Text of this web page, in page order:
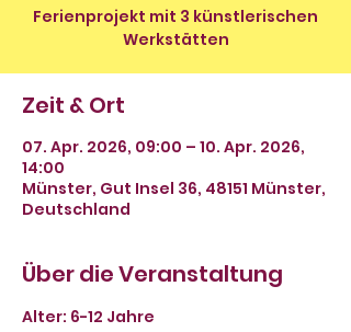
Ferienprojekt mit 3 künstlerischen
Werkstätten
Zeit & Ort
07. Apr. 2026, 09:00 – 10. Apr. 2026,
14:00
Münster, Gut Insel 36, 48151 Münster,
Deutschland
Über die Veranstaltung
Alter: 6-12 Jahre